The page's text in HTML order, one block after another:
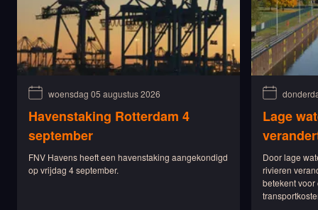
woensdag 05 augustus 2026
Havenstaking Rotterdam 4
september
FNV Havens heeft een havenstaking aangekondigd
op vrijdag 4 september.
Lage
Door lage
rivieren
betekent